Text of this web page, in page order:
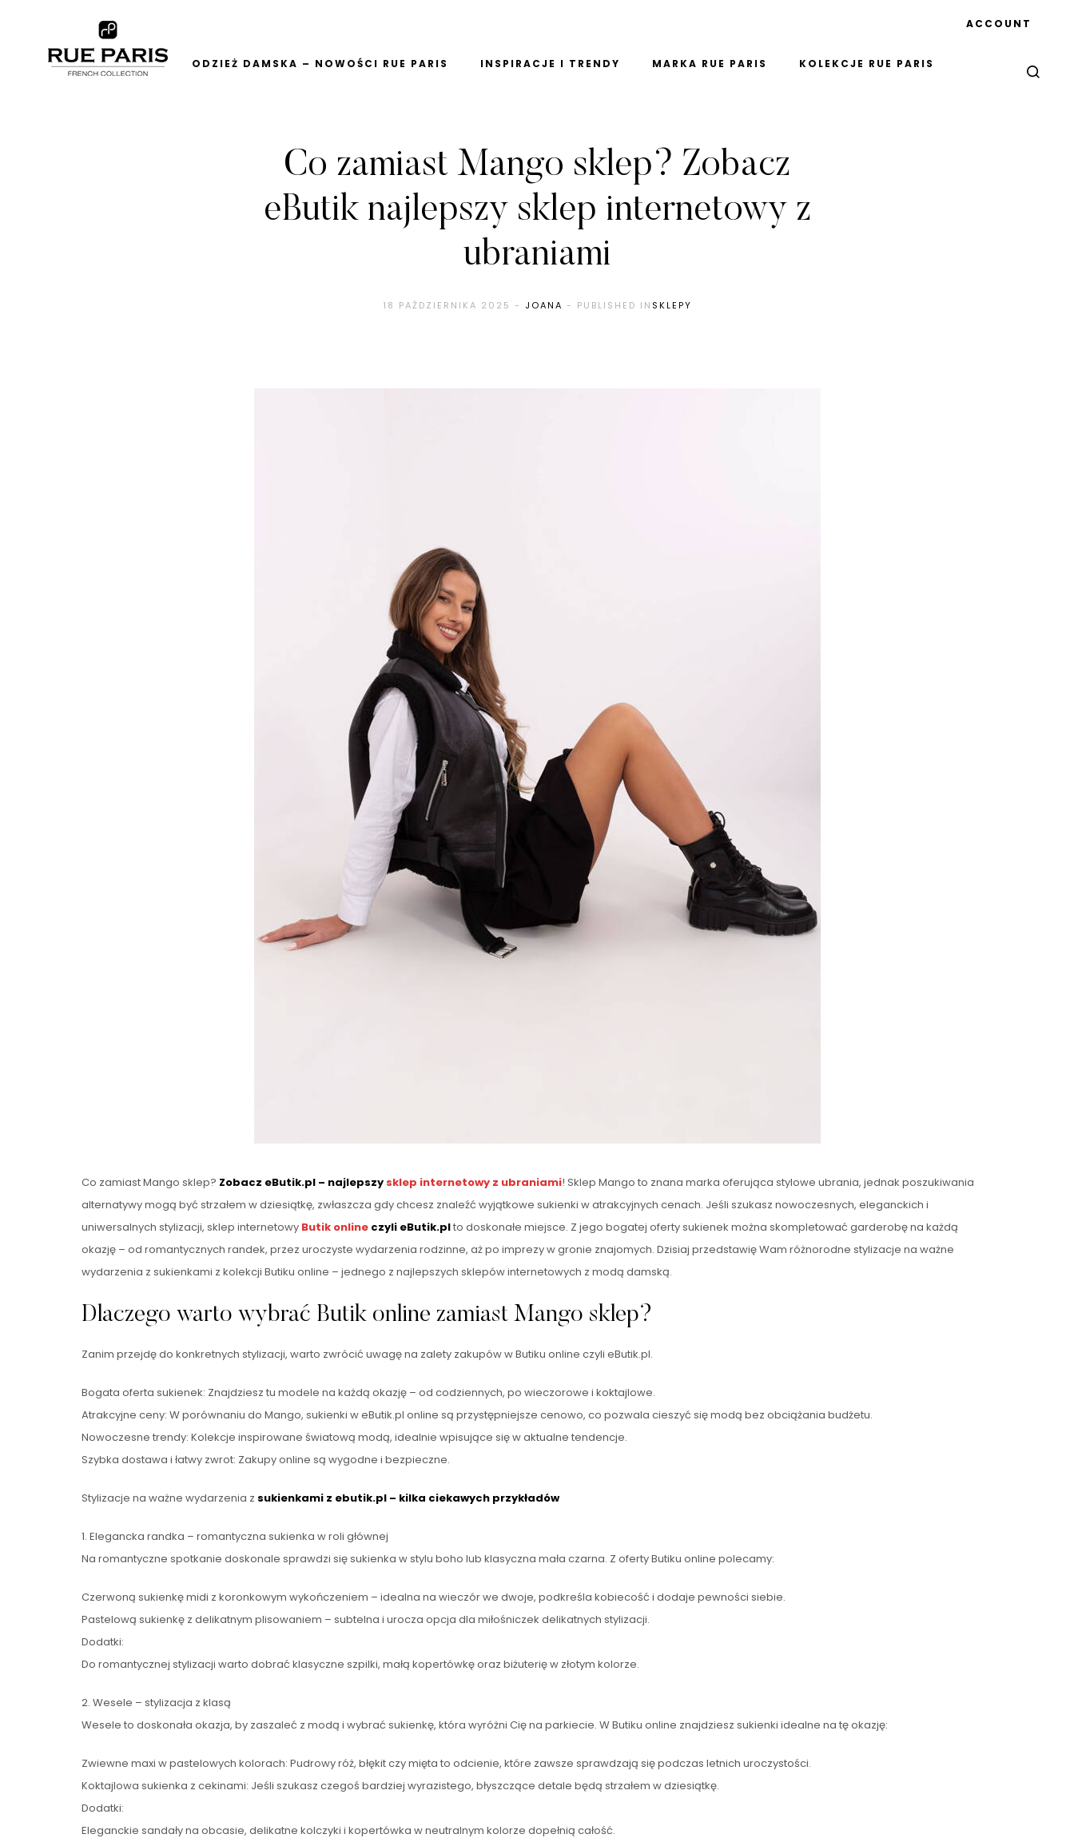
ODZIEŻ DAMSKA – NOWOŚCI RUE PARIS INSPIRACJE I TRENDY MARKA RUE PARIS KOLEKCJE RUE PARIS
ACCOUNT
Co zamiast Mango sklep? Zobacz
eButik najlepszy sklep internetowy z
ubraniami
18 PAŹDZIERNIKA 2025 - JOANA - PUBLISHED IN SKLEPY
Co zamiast Mango sklep? Zobacz eButik.pl – najlepszy sklep internetowy z ubraniami! Sklep Mango to znana marka oferująca stylowe ubrania, jednak poszukiwania
alternatywy mogą być strzałem w dziesiątkę, zwłaszcza gdy chcesz znaleźć wyjątkowe sukienki w atrakcyjnych cenach. Jeśli szukasz nowoczesnych, eleganckich i
uniwersalnych stylizacji, sklep internetowy Butik online czyli eButik.plto doskonałe miejsce. Z jego bogatej oferty sukienek można skompletować garderobę na każdą
okazję – od romantycznych randek, przez uroczyste wydarzenia rodzinne, aż po imprezy w gronie znajomych. Dzisiaj przedstawię Wam różnorodne stylizacje na ważne
wydarzenia z sukienkami z kolekcji Butiku online – jednego z najlepszych sklepów internetowych z modą damską.
Dlaczego warto wybrać Butik online zamiast Mango sklep?
Zanim przejdę do konkretnych stylizacji, warto zwrócić uwagę na zalety zakupów w Butiku online czyli eButik.pl.
Bogata oferta sukienek: Znajdziesz tu modele na każdą okazję – od codziennych, po wieczorowe i koktajlowe.
Atrakcyjne ceny: W porównaniu do Mango, sukienki w eButik.pl online są przystępniejsze cenowo, co pozwala cieszyć się modą bez obciążania budżetu.
Nowoczesne trendy: Kolekcje inspirowane światową modą, idealnie wpisujące się w aktualne tendencje.
Szybka dostawa i łatwy zwrot: Zakupy online są wygodne i bezpieczne.
Stylizacje na ważne wydarzenia z sukienkami z ebutik.pl – kilka ciekawych przykładów
1. Elegancka randka – romantyczna sukienka w roli głównej
Na romantyczne spotkanie doskonale sprawdzi się sukienka w stylu boho lub klasyczna mała czarna. Z oferty Butiku online polecamy:
Czerwoną sukienkę midi z koronkowym wykończeniem – idealna na wieczór we dwoje, podkreśla kobiecość i dodaje pewności siebie.
Pastelową sukienkę z delikatnym plisowaniem – subtelna i urocza opcja dla miłośniczek delikatnych stylizacji.
Dodatki:
Do romantycznej stylizacji warto dobrać klasyczne szpilki, małą kopertówkę oraz biżuterię w złotym kolorze.
2. Wesele – stylizacja z klasą
Wesele to doskonała okazja, by zaszaleć z modą i wybrać sukienkę, która wyróżni Cię na parkiecie. W Butiku online znajdziesz sukienki idealne na tę okazję:
Zwiewne maxi w pastelowych kolorach: Pudrowy róż, błękit czy mięta to odcienie, które zawsze sprawdzają się podczas letnich uroczystości.
Koktajlowa sukienka z cekinami: Jeśli szukasz czegoś bardziej wyrazistego, błyszczące detale będą strzałem w dziesiątkę.
Dodatki:
Eleganckie sandały na obcasie, delikatne kolczyki i kopertówka w neutralnym kolorze dopełnią całość.